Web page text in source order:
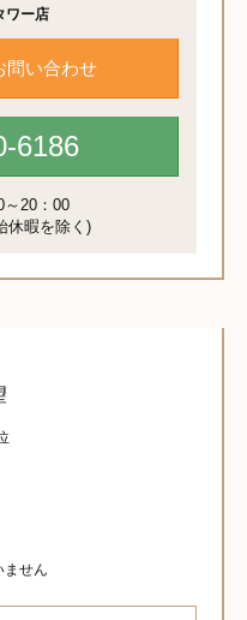
ワー店
問い合わせ
6186
20：00
休暇を除く)
ません